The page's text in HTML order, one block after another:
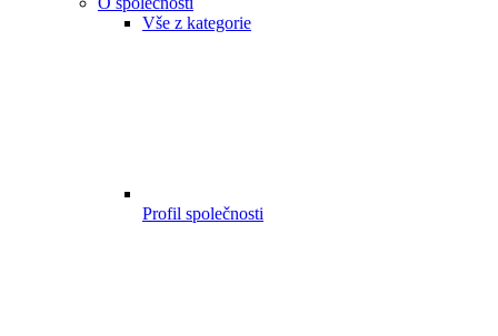
Vše z kategorie
Profil společnosti